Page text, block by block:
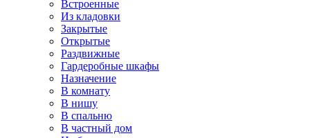
Встроенные
Из кладовки
Закрытые
Открытые
Раздвижные
Гардеробные шкафы
Назначение
В комнату
В нишу
В спальню
В частный дом